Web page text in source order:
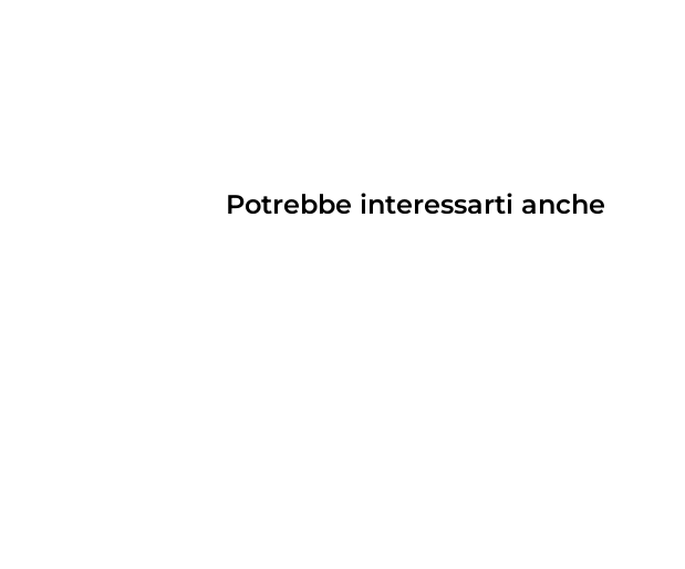
Potrebbe interessarti anche